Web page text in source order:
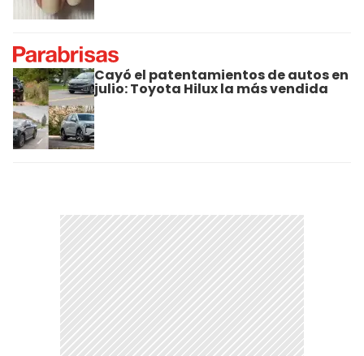
Cayó el patentamientos de autos en
julio: Toyota Hilux la más vendida